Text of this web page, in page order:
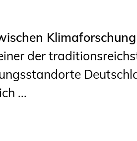
Presse
Kontakt
der
...